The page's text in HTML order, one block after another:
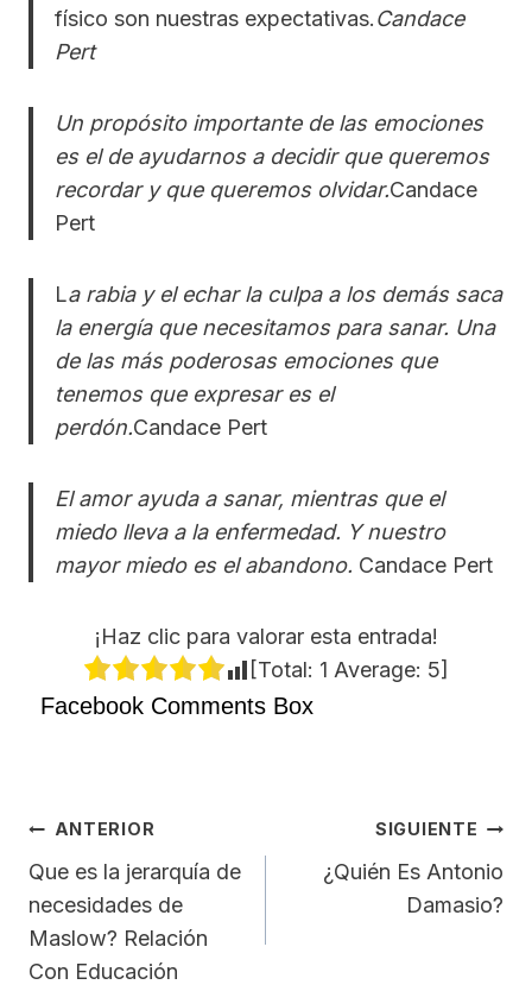
físico son nuestras expectativas.Candace
Pert
Un propósito importante de las emociones
es el de ayudarnos a decidir que queremos
recordar y que queremos olvidar.Candace
Pert
La rabia y el echar la culpa a los demás saca
la energía que necesitamos para sanar. Una
de las más poderosas emociones que
tenemos que expresar es el
perdón.Candace Pert
El amor ayuda a sanar, mientras que el
miedo lleva a la enfermedad. Y nuestro
mayor miedo es el abandono. Candace Pert
¡Haz clic para valorar esta entrada!
[Total: 1 Average: 5]
Facebook Comments Box
Navegación
De
Entradas
ANTERIOR
Que es la jerarquía de
necesidades de
Maslow? Relación
Con Educación
SIGUIENTE
¿Quién Es Antonio
Damasio?